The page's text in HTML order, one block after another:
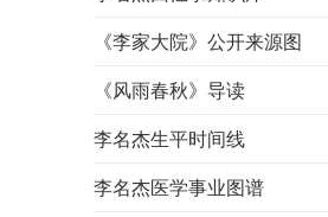
《李家大院》公开来源图
《风雨春秋》导读
李名杰生平时间线
李名杰医学事业图谱